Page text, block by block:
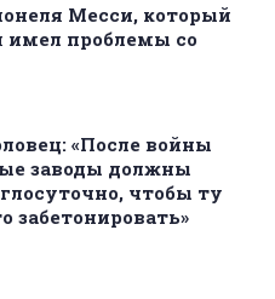
Месси, который
имел проблемы со
«После войны
заводы должны
чтобы ту
забетонировать»